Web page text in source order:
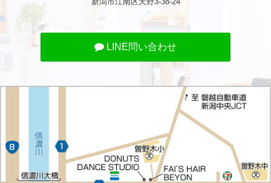
LINE問い合わせ